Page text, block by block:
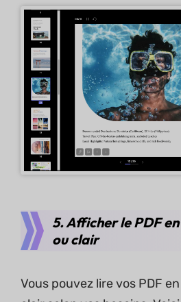
5. Afficher le PDF
ou clair
Vous pouvez lire vos PDF